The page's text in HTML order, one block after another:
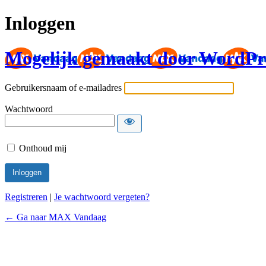
Inloggen
Mogelijk gemaakt door
Gebruikersnaam of e-mailadres
Wachtwoord
Onthoud mij
Registreren | Je wachtwoord vergeten?
← Ga naar MAX Vandaag